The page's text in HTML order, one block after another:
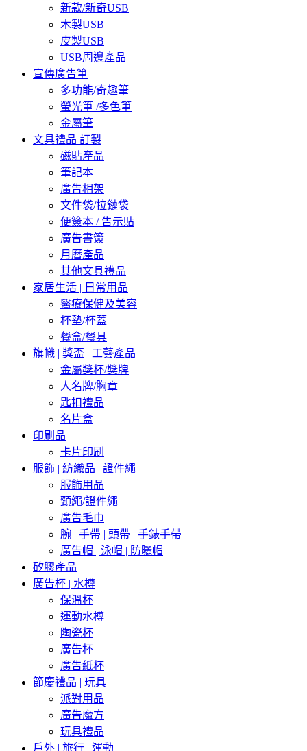
新款/新奇USB
木製USB
皮製USB
USB周邊產品
宣傳廣告筆
多功能/奇趣筆
螢光筆 /多色筆
金屬筆
文具禮品 訂製
磁貼產品
筆記本
廣告相架
文件袋/拉鏈袋
便簽本 / 告示貼
廣告書簽
月曆產品
其他文具禮品
家居生活 | 日常用品
醫療保健及美容
杯墊/杯蓋
餐盒/餐具
旗幟 | 獎盃 | 工藝產品
金屬獎杯/獎牌
人名牌/胸章
匙扣禮品
名片盒
印刷品
卡片印刷
服飾 | 紡織品 | 證件繩
服飾用品
頸繩/證件繩
廣告毛巾
腕 | 手帶 | 頭帶 | 手錶手帶
廣告帽 | 泳帽 | 防曬帽
矽膠產品
廣告杯 | 水樽
保溫杯
運動水樽
陶瓷杯
廣告杯
廣告紙杯
節慶禮品 | 玩具
派對用品
廣告魔方
玩具禮品
戶外 | 旅行 | 運動